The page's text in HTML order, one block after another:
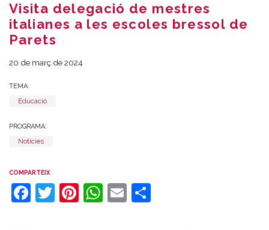
Visita delegació de mestres
italianes a les escoles bressol de
Parets
20 de març de 2024
TEMA:
Educació
PROGRAMA:
Notícies
COMPARTEIX
Facebook
Twitter
Pinterest
WhatsApp
Email